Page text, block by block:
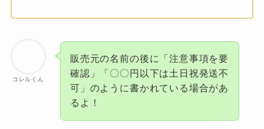
コレルくん
販売元の名前の後に「注意事項を要
確認」「〇〇円以下は土日祝発送不
可」のように書かれている場合があ
るよ！